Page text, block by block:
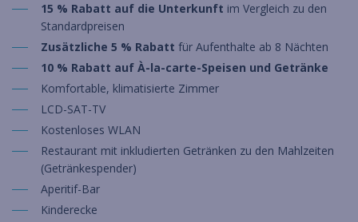
15 % Rabatt auf die Unterkunft im Vergleich zu den
Standardpreisen
Zusätzliche 5 % Rabatt für Aufenthalte ab 8 Nächten
10 % Rabatt auf À-la-carte-Speisen und Getränke
Komfortable, klimatisierte Zimmer
LCD-SAT-TV
Kostenloses WLAN
Restaurant mit inkludierten Getränken zu den Mahlzeiten
(Getränkespender)
Aperitif-Bar
Kinderecke